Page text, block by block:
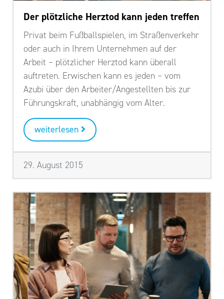
Der plötzliche Herztod kann jeden treffen
Privat beim Fußballspielen, im Straßenverkehr
oder auch in Ihrem Unternehmen auf der
Arbeit – plötzlicher Herztod kann überall
auftreten. Erwischen kann es jeden – vom
Azubi über den Arbeiter/Angestellten bis zur
Führungskraft, unabhängig vom Alter.
weiterlesen
29. August 2015